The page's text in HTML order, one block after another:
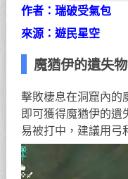
作者：瑞破受氣包
來源：遊民星空
魔猶伊的遺失
擊敗棲息在洞窟內的
即可獲得魔猶伊的遺
易被打中，建議用弓